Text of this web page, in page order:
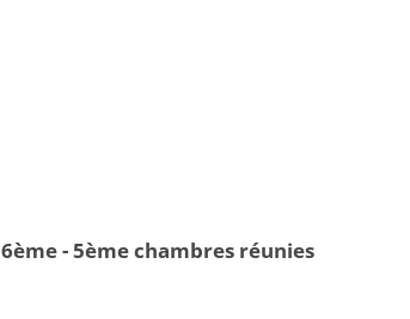
6ème - 5ème chambres réunies